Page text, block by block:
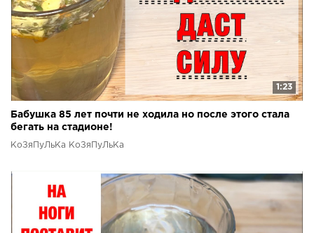
1:23
Бабушка 85 лет почти не ходила но после этого стала
бегать на стадионе!
КоЗяПуЛьКа КоЗяПуЛьКа